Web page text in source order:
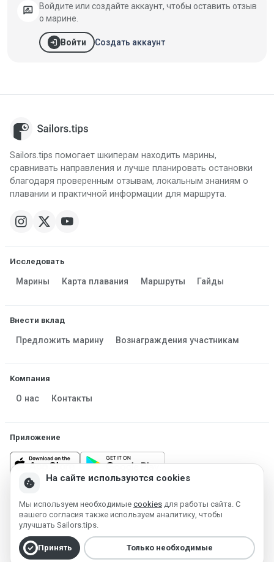
rate_review
Войдите или создайте аккаунт, чтобы оставить отзыв
о марине.
login Войти Создать аккаунт
Sailors.tips помогает шкиперам находить марины,
сравнивать направления и лучше планировать остановки
благодаря проверенным отзывам, локальным знаниям о
плавании и практичной информации для маршрута.
Исследовать
Марины Карта плавания Маршруты Гайды
Внести вклад
Предложить марину Вознаграждения участникам
Компания
О нас Контакты
Приложение
Made in Estonia
Работает на MESF OÜ 2013-2026 ©
Политика cookie Удаление аккаунта
cookie На сайте используются cookies
Мы используем необходимые cookies для работы сайта. С
вашего согласия также используем аналитику, чтобы
улучшать Sailors.tips.
check_circle Принять Только необходимые